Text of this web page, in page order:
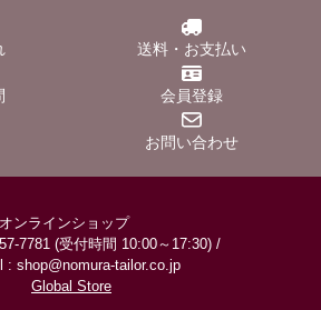
送料・お支払い
会員登録
お問い合わせ
オンラインショップ
7781 (受付時間 10:00～17:30) /
: shop@nomura-tailor.co.jp
Global Store